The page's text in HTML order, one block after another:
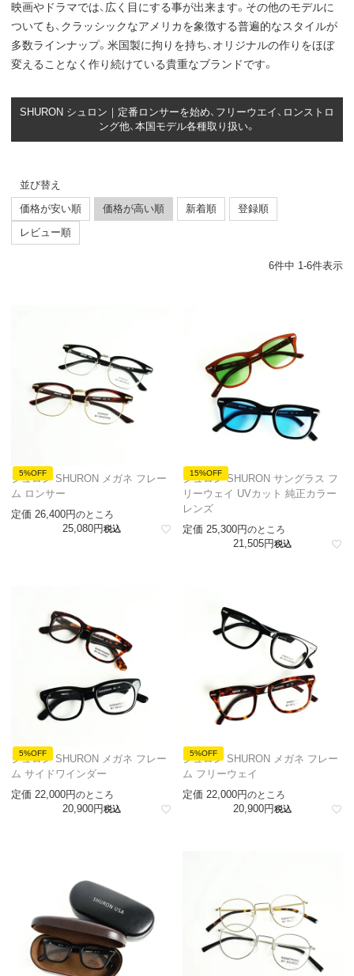
映画やドラマでは、広く目にする事が出来ます。その他のモデルに
ついても、クラッシックなアメリカを象徴する普遍的なスタイルが
多数ラインナップ。米国製に拘りを持ち、オリジナルの作りをほぼ
変えることなく作り続けている貴重なブランドです。
SHURON シュロン｜定番ロンサーを始め、フリーウエイ、ロンストロ
ング他、本国モデル各種取り扱い。
並び替え
価格が安い順
価格が高い順 新着順
登録順
レビュー順
6件中 1-6件表示
5%OFF
シュロン SHURON メガネ フレー
ム ロンサー
定価 26,400 のところ
25,080 税込
15%OFF
シュロン SHURON サングラス フ
リーウェイ UVカット 純正カラー
レンズ
定価 25,300 のところ
21,505 税込
5%OFF
シュロン SHURON メガネ フレー
ム サイドワインダー
定価 22,000 のところ
20,900 税込
5%OFF
シュロン SHURON メガネ フレー
ム フリーウェイ
定価 22,000 のところ
20,900 税込